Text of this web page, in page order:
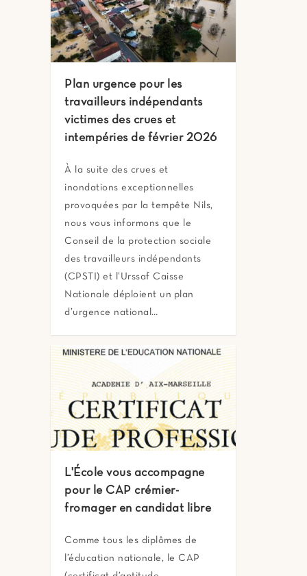
Plan urgence pour les
travailleurs indépendants
victimes des crues et
intempéries de février 2026
À la suite des crues et
inondations exceptionnelles
provoquées par la tempête Nils,
nous vous informons que le
Conseil de la protection sociale
des travailleurs indépendants
(CPSTI) et l’Urssaf Caisse
Nationale déploient un plan
d’urgence national…
L'École vous accompagne
pour le CAP crémier-
fromager en candidat libre
Comme tous les diplômes de
l’éducation nationale, le CAP